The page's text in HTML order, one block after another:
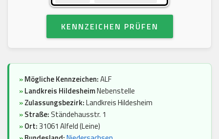
KENNZEICHEN PRÜFEN
»Mögliche Kennzeichen:ALF
»Landkreis HildesheimNebenstelle
»Zulassungsbezirk:Landkreis Hildesheim
»Straße: Ständehausstr. 1
»Ort:31061 Alfeld (Leine)